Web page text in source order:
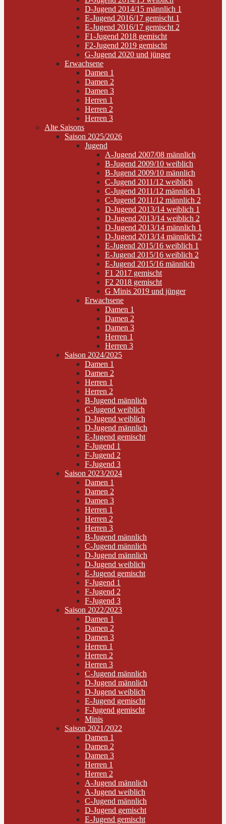
D-Jugend 2014/15 männlich 1
E-Jugend 2016/17 gemischt 1
E-Jugend 2016/17 gemischt 2
F1-Jugend 2018 gemischt
F2-Jugend 2019 gemischt
G-Jugend 2020 und jünger
Erwachsene
Damen 1
Damen 2
Damen 3
Herren 1
Herren 2
Herren 3
Alte Saisons
Saison 2025/2026
Jugend
A-Jugend 2007/08 männlich
B-Jugend 2009/10 weiblich
B-Jugend 2009/10 männlich
C-Jugend 2011/12 weiblich
C-Jugend 2011/12 männlich 1
C-Jugend 2011/12 männlich 2
D-Jugend 2013/14 weiblich 1
D-Jugend 2013/14 weiblich 2
D-Jugend 2013/14 männlich 1
D-Jugend 2013/14 männlich 2
E-Jugend 2015/16 weiblich 1
E-Jugend 2015/16 weiblich 2
E-Jugend 2015/16 männlich
F1 2017 gemischt
F2 2018 gemischt
G Minis 2019 und jünger
Erwachsene
Damen 1
Damen 2
Damen 3
Herren 1
Herren 3
Saison 2024/2025
Damen 1
Damen 2
Herren 1
Herren 2
B-Jugend männlich
C-Jugend weiblich
D-Jugend weiblich
D-Jugend männlich
E-Jugend gemischt
F-Jugend 1
F-Jugend 2
F-Jugend 3
Saison 2023/2024
Damen 1
Damen 2
Damen 3
Herren 1
Herren 2
Herren 3
B-Jugend männlich
C-Jugend männlich
D-Jugend männlich
D-Jugend weiblich
E-Jugend gemischt
F-Jugend 1
F-Jugend 2
F-Jugend 3
Saison 2022/2023
Damen 1
Damen 2
Damen 3
Herren 1
Herren 2
Herren 3
C-Jugend männlich
D-Jugend männlich
D-Jugend weiblich
E-Jugend gemischt
F-Jugend gemischt
Minis
Saison 2021/2022
Damen 1
Damen 2
Damen 3
Herren 1
Herren 2
A-Jugend männlich
A-Jugend weiblich
C-Jugend männlich
D-Jugend gemischt
E-Jugend gemischt